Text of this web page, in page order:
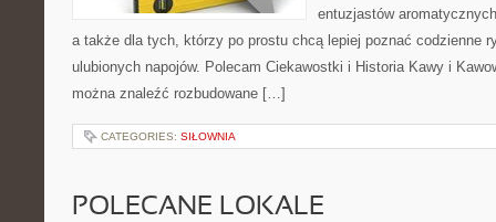
entuzjastów
a także dla tych, którzy po prostu chcą lepiej poznać codzienne
ulubionych napojów. Polecam Ciekawostki i Historia Kawy i
można znaleźć rozbudowane […]
CATEGORIES: SIŁOWNIA
POLECANE LOKALE